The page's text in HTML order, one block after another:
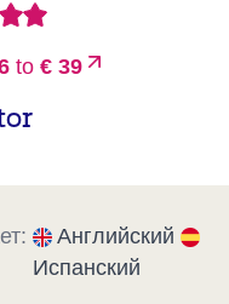
to € 39
Английский
Испанский